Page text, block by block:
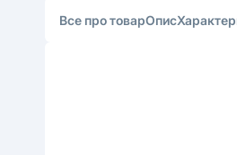
Все про товарОпис